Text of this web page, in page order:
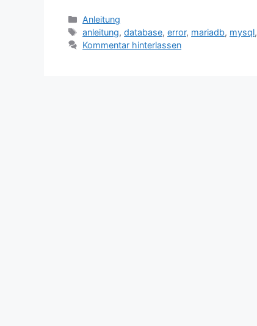
Kategorien
Anleitung
Schlagwörter
anleitung,database,error, mariadb, mysql,
Kommentar hinterlassen